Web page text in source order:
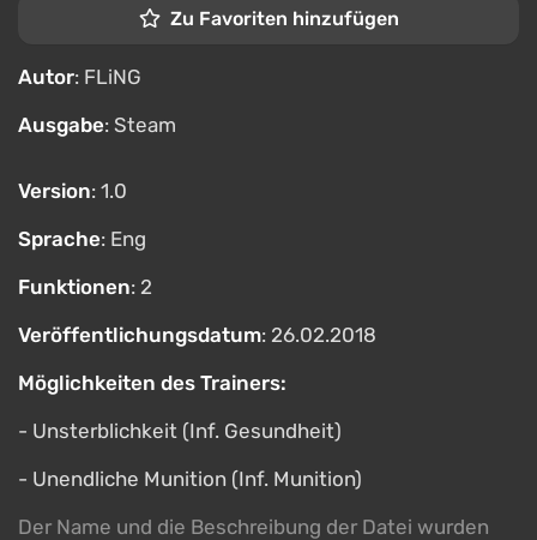
Zu Favoriten hinzufügen
Autor: FLiNG
Ausgabe: Steam
Version: 1.0
Sprache: Eng
Funktionen: 2
Veröffentlichungsdatum: 26.02.2018
Möglichkeiten des Trainers:
- Unsterblichkeit (Inf. Gesundheit)
- Unendliche Munition (Inf. Munition)
Der Name und die Beschreibung der Datei wurden